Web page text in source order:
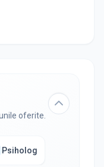
oferite.
Psiholog